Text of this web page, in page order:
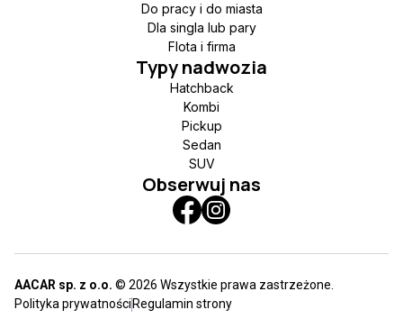
Do pracy i do miasta
Dla singla lub pary
Flota i firma
Typy nadwozia
Hatchback
Kombi
Pickup
Sedan
SUV
Obserwuj nas
AACAR sp. z o.o. © 2026 Wszystkie prawa zastrzeżone.
Polityka prywatności Regulamin strony